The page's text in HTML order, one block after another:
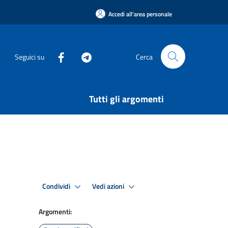
Accedi all'area personale
Seguici su Cerca
Tutti gli argomenti
Condividi Vedi azioni
Argomenti: